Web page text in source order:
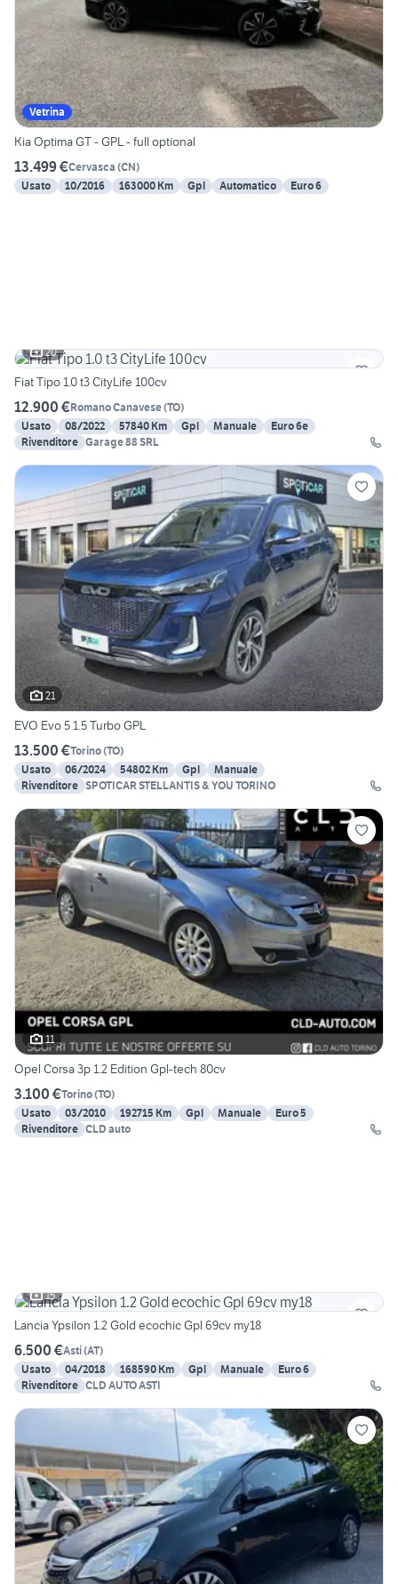
Vetrina
Kia Optima GT - GPL - full optional
13.499 €Cervasca (CN)
Usato
10/2016 163000 Km Gpl Automatico Euro 6
20
Fiat Tipo 1.0 t3 CityLife 100cv
12.900 €Romano Canavese(TO)
Usato
08/2022 57840 Km Gpl Manuale
Euro 6e
Rivenditore Garage 88 SRL
21
EVO Evo 5 1.5 Turbo GPL
13.500 €Torino(TO)
Usato
06/2024 54802 Km Gpl
Manuale
Rivenditore SPOTICAR STELLANTIS & YOU TORINO
11
Opel Corsa 3p 1.2 Edition Gpl-tech 80cv
3.100 €Torino(TO)
Usato
03/2010 192715 Km Gpl Manuale
Euro 5
Rivenditore CLD auto
15
Lancia Ypsilon 1.2 Gold ecochic Gpl 69cv my18
6.500 €Asti(AT)
Usato
04/2018 168590 Km Gpl Manuale
Euro 6
Rivenditore CLD AUTO ASTI